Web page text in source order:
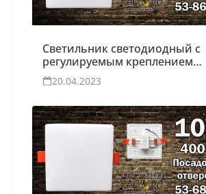
Светильник светодиодный с
регулируемым креплением
Moon 15W
20.04.2023